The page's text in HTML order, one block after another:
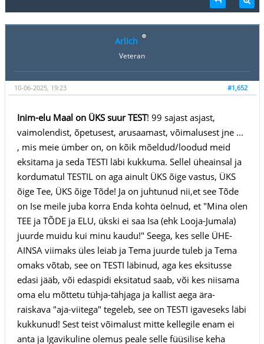
Arlich
Veteran
#1,652
10-06-2025, 19:23
Inim-elu Maal on ÜKS suur TEST! 99 sajast asjast,
vaimolendist, õpetusest, arusaamast, võimalusest jne ...
, mis meie ümber on, on kõik mõeldud/loodud meid
eksitama ja seda TESTI läbi kukkuma. Sellel üheainsal ja
kordumatul TESTIL on aga ainult ÜKS õige vastus, ÜKS
õige Tee, ÜKS õige Tõde! Ja on juhtunud nii,et see Tõde
on Ise meile juba korra Enda kohta öelnud, et "Mina olen
TEE ja TÕDE ja ELU, ükski ei saa Isa (ehk Looja-Jumala)
juurde muidu kui minu kaudu!" Seega, kes selle ÜHE-
AINSA viimaks üles leiab ja Tema juurde tuleb ja Tema
omaks võtab, see on TESTI läbinud, aga kes eksitusse
edasi jääb, või edaspidi eksitatud saab, või kes niisama
oma elu mõttetu tühja-tähjaga ja kallist aega ära-
raiskava "aja-viitega" tegeleb, see on TESTI igaveseks läbi
kukkunud! Sest teist võimalust mitte kellegile enam ei
anta ja Igavikuline olemus peale selle füüsilise keha